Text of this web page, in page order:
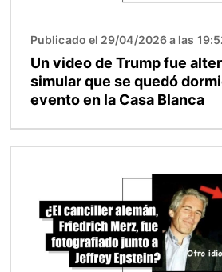
Publicado el 29/04/2026 a las
Un video de Trump fue
simular que se quedó
evento en la Casa Blanca